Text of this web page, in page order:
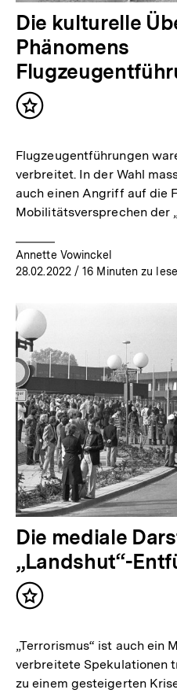
Die kulturelle
Phänomens
Inhalt
Flugzeugentführungen
verbreitet. In der Wahl
auch einen Angriff auf die
Mobilitätsversprechen der
Annette Vowinckel
28.02.2022/ 16 Minuten zu
Die mediale
„Landshut“-
Inhalt
„Terrorismus“ ist auch ein
verbreitete Spekulationen
zu einem gesteigerten